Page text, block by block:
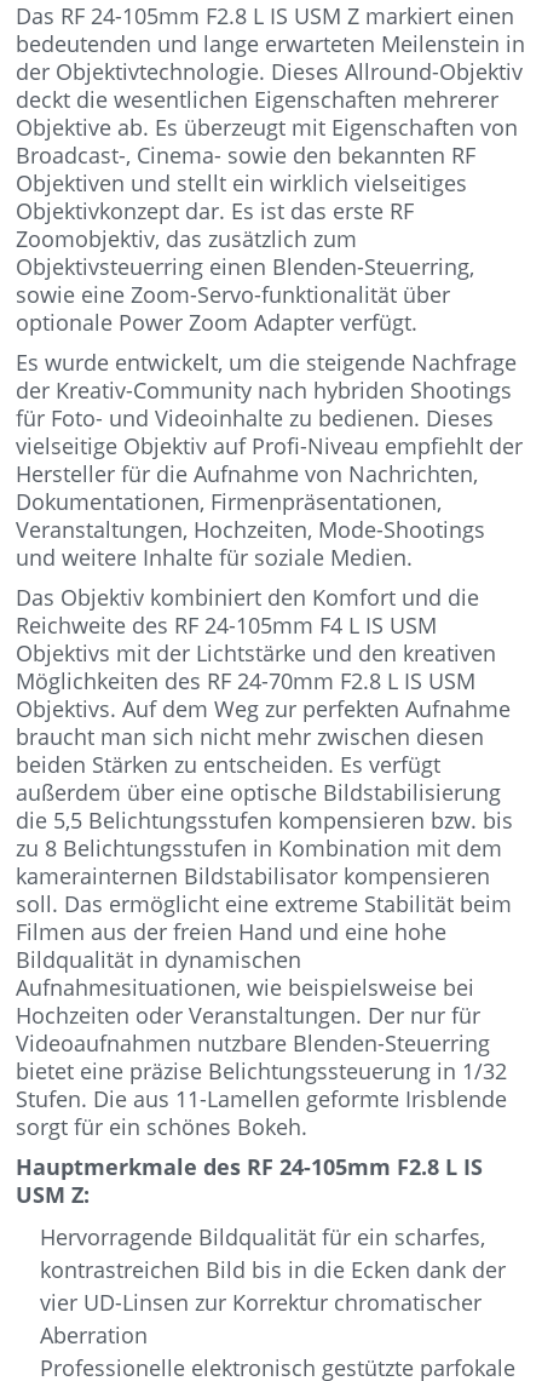
Das RF 24-105mm F2.8 L IS USM Z markiert einen
bedeutenden und lange erwarteten Meilenstein in
der Objektivtechnologie. Dieses Allround-Objektiv
deckt die wesentlichen Eigenschaften mehrerer
Objektive ab. Es überzeugt mit Eigenschaften von
Broadcast-, Cinema- sowie den bekannten RF
Objektiven und stellt ein wirklich vielseitiges
Objektivkonzept dar. Es ist das erste RF
Zoomobjektiv, das zusätzlich zum
Objektivsteuerring einen Blenden-Steuerring,
sowie eine Zoom-Servo-funktionalität über
optionale Power Zoom Adapter verfügt.
Es wurde entwickelt, um die steigende Nachfrage
der Kreativ-Community nach hybriden Shootings
für Foto- und Videoinhalte zu bedienen. Dieses
vielseitige Objektiv auf Profi-Niveau empfiehlt der
Hersteller für die Aufnahme von Nachrichten,
Dokumentationen, Firmenpräsentationen,
Veranstaltungen, Hochzeiten, Mode-Shootings
und weitere Inhalte für soziale Medien.
Das Objektiv kombiniert den Komfort und die
Reichweite des RF 24-105mm F4 L IS USM
Objektivs mit der Lichtstärke und den kreativen
Möglichkeiten des RF 24-70mm F2.8 L IS USM
Objektivs. Auf dem Weg zur perfekten Aufnahme
braucht man sich nicht mehr zwischen diesen
beiden Stärken zu entscheiden. Es verfügt
außerdem über eine optische Bildstabilisierung
die 5,5 Belichtungsstufen kompensieren bzw. bis
zu 8 Belichtungsstufen in Kombination mit dem
kamerainternen Bildstabilisator kompensieren
soll. Das ermöglicht eine extreme Stabilität beim
Filmen aus der freien Hand und eine hohe
Bildqualität in dynamischen
Aufnahmesituationen, wie beispielsweise bei
Hochzeiten oder Veranstaltungen. Der nur für
Videoaufnahmen nutzbare Blenden-Steuerring
bietet eine präzise Belichtungssteuerung in 1/32
Stufen. Die aus 11-Lamellen geformte Irisblende
sorgt für ein schönes Bokeh.
Hauptmerkmale des RF 24-105mm F2.8 L IS
USM Z:
Hervorragende Bildqualität für ein scharfes,
kontrastreichen Bild bis in die Ecken dank der
vier UD-Linsen zur Korrektur chromatischer
Aberration
Professionelle elektronisch gestützte parfokale